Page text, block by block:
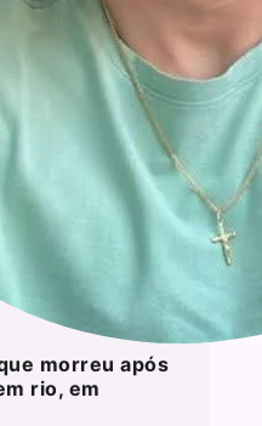
morreu após
rio, em